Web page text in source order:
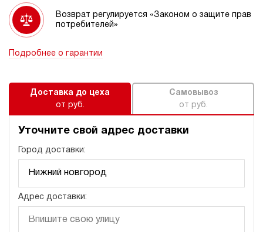
Возврат регулируется «Законом о защите прав
потребителей»
Подробнее о гарантии
Доставка до цеха
от руб.
Самовывоз
от руб.
Уточните свой адрес доставки
Город доставки:
Адрес доставки: